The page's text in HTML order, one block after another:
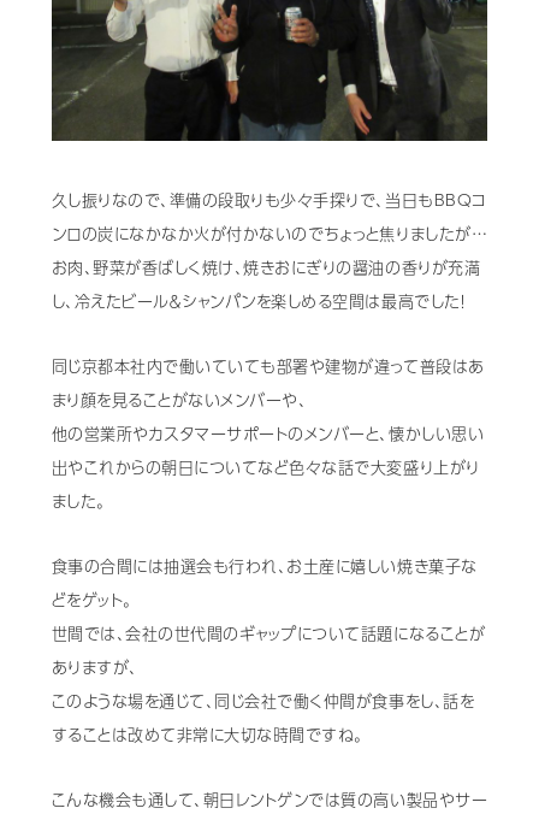
久し振りなので、準備の段取りも少々手探りで、当日もBBQコ
ンロの炭になかなか火が付かないのでちょっと焦りましたが…
お肉、野菜が香ばしく焼け、焼きおにぎりの醤油の香りが充満
し、冷えたビール＆シャンパンを楽しめる空間は最高でした！
同じ京都本社内で働いていても部署や建物が違って普段はあ
まり顔を見ることがないメンバーや、
他の営業所やカスタマーサポートのメンバーと、懐かしい思い
出やこれからの朝日についてなど色々な話で大変盛り上がり
ました。
食事の合間には抽選会も行われ、お土産に嬉しい焼き菓子な
どをゲット。
世間では、会社の世代間のギャップについて話題になることが
ありますが、
このような場を通じて、同じ会社で働く仲間が食事をし、話を
することは改めて非常に大切な時間ですね。
こんな機会も通して、朝日レントゲンでは質の高い製品やサー